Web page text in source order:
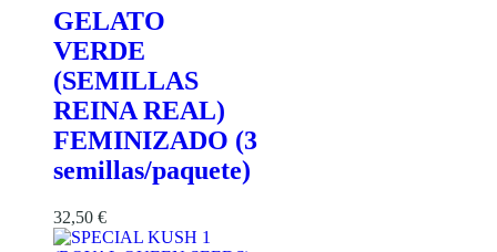
GELATO
VERDE
(SEMILLAS
REINA REAL)
FEMINIZADO (3
semillas/paquete)
32,50 €